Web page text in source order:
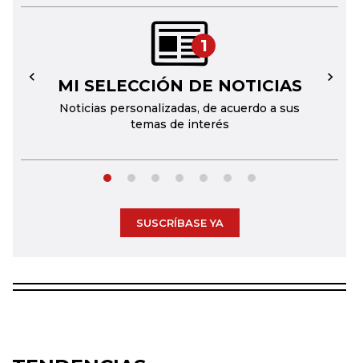
1
MI SELECCIÓN DE NOTICIAS
Noticias personalizadas, de acuerdo a sus
temas de interés
← →
SUSCRÍBASE YA